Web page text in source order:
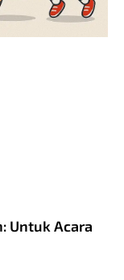
Untuk Acara